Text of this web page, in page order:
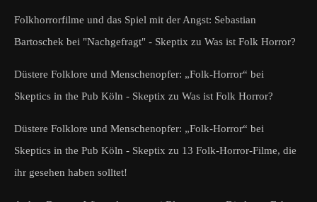
Folkhorrorfilme und das Spiel mit der Angst: Sebastian
Bartoschek bei "Nachgefragt" - Skeptix zu Was ist Folk Horror?
Düstere Folklore und Menschenopfer: „Folk-Horror“ bei
Skeptics in the Pub Köln - Skeptix zu Was ist Folk Horror?
Düstere Folklore und Menschenopfer: „Folk-Horror“ bei
Skeptics in the Pub Köln - Skeptix zu 13 Folk-Horror-Filme, die
ihr gesehen haben solltet!